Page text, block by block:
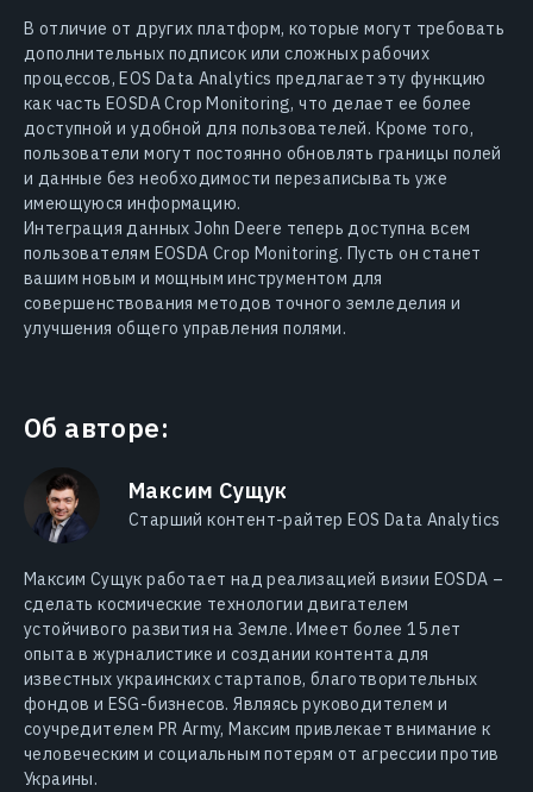
В отличие от других платформ, которые могут требовать
дополнительных подписок или сложных рабочих
процессов, EOS Data Analytics предлагает эту функцию
как часть EOSDA Crop Monitoring, что делает ее более
доступной и удобной для пользователей. Кроме того,
пользователи могут постоянно обновлять границы полей
и данные без необходимости перезаписывать уже
имеющуюся информацию.
Интеграция данных John Deere теперь доступна всем
пользователям EOSDA Crop Monitoring. Пусть он станет
вашим новым и мощным инструментом для
совершенствования методов точного земледелия и
улучшения общего управления полями.
Об авторе:
Максим Сущук
Старший контент-райтер EOS Data Analytics
Максим Сущук работает над реализацией визии EOSDA –
сделать космические технологии двигателем
устойчивого развития на Земле. Имеет более 15 лет
опыта в журналистике и создании контента для
известных украинских стартапов, благотворительных
фондов и ESG-бизнесов. Являясь руководителем и
соучредителем PR Army, Максим привлекает внимание к
человеческим и социальным потерям от агрессии против
Украины.